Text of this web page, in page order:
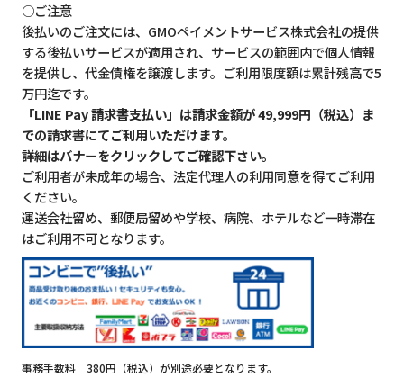
○ご注意
後払いのご注文には、GMOペイメントサービス株式会社の提供
する後払いサービスが適用され、サービスの範囲内で個人情報
を提供し、代金債権を譲渡します。ご利用限度額は累計残高で5
万円迄です。
「LINE Pay 請求書支払い」は請求金額が 49,999円（税込）ま
での請求書にてご利用いただけます。
詳細はバナーをクリックしてご確認下さい。
ご利用者が未成年の場合、法定代理人の利用同意を得てご利用
ください。
運送会社留め、郵便局留めや学校、病院、ホテルなど一時滞在
はご利用不可となります。
事務手数料 380円（税込）が別途必要となります。